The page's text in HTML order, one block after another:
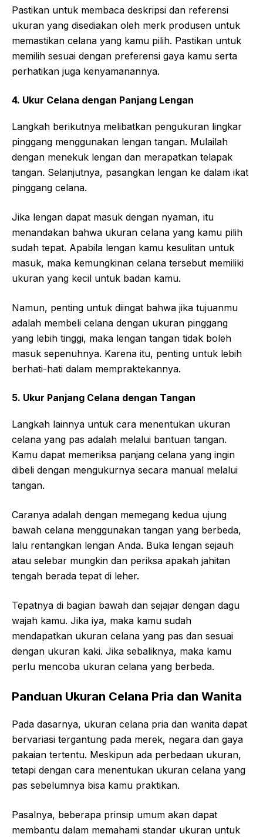
Pastikan untuk membaca deskripsi dan referensi
ukuran yang disediakan oleh merk produsen untuk
memastikan celana yang kamu pilih. Pastikan untuk
memilih sesuai dengan preferensi gaya kamu serta
perhatikan juga kenyamanannya.
4. Ukur Celana dengan Panjang Lengan
Langkah berikutnya melibatkan pengukuran lingkar
pinggang menggunakan lengan tangan. Mulailah
dengan menekuk lengan dan merapatkan telapak
tangan. Selanjutnya, pasangkan lengan ke dalam ikat
pinggang celana.
Jika lengan dapat masuk dengan nyaman, itu
menandakan bahwa ukuran celana yang kamu pilih
sudah tepat. Apabila lengan kamu kesulitan untuk
masuk, maka kemungkinan celana tersebut memiliki
ukuran yang kecil untuk badan kamu.
Namun, penting untuk diingat bahwa jika tujuanmu
adalah membeli celana dengan ukuran pinggang
yang lebih tinggi, maka lengan tangan tidak boleh
masuk sepenuhnya. Karena itu, penting untuk lebih
berhati-hati dalam mempraktekannya.
5. Ukur Panjang Celana dengan Tangan
Langkah lainnya untuk cara menentukan ukuran
celana yang pas adalah melalui bantuan tangan.
Kamu dapat memeriksa panjang celana yang ingin
dibeli dengan mengukurnya secara manual melalui
tangan.
Caranya adalah dengan memegang kedua ujung
bawah celana menggunakan tangan yang berbeda,
lalu rentangkan lengan Anda. Buka lengan sejauh
atau selebar mungkin dan periksa apakah jahitan
tengah berada tepat di leher.
Tepatnya di bagian bawah dan sejajar dengan dagu
wajah kamu. Jika iya, maka kamu sudah
mendapatkan ukuran celana yang pas dan sesuai
dengan ukuran kaki. Jika sebaliknya, maka kamu
perlu mencoba ukuran celana yang berbeda.
Panduan Ukuran Celana Pria dan Wanita
Pada dasarnya, ukuran celana pria dan wanita dapat
bervariasi tergantung pada merek, negara dan gaya
pakaian tertentu. Meskipun ada perbedaan ukuran,
tetapi dengan cara menentukan ukuran celana yang
pas sebelumnya bisa kamu praktikan.
Pasalnya, beberapa prinsip umum akan dapat
membantu dalam memahami standar ukuran untuk